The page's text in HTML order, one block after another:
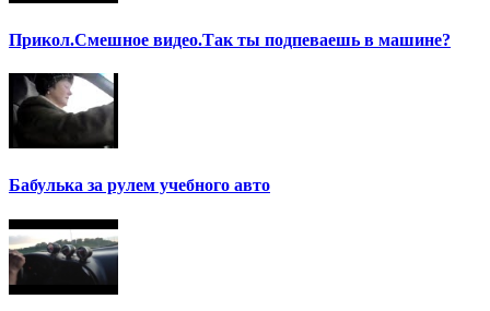
Прикол.Смешное видео.Так ты подпеваешь в машине?
Бабулька за рулем учебного авто